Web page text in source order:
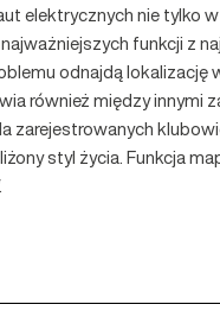
elektrycznych nie tylko
funkcji z
odnajdą
również między innymi
styl życia. Funkcja